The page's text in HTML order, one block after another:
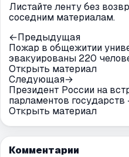
Листайте ленту без
соседним материалам.
←Предыдущая
Пожар в общежитии
эвакуированы 220
Открыть материал
Следующая→
Президент России на
парламентов
Открыть материал
Комментарии